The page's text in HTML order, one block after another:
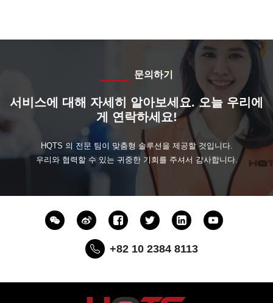
문의하기
서비스에 대해 자세히 알아보세요. 오늘 우리에
게 연락하세요!
HQTS 의 전문 팀이 맞춤형 솔루션을 제공할 것입니다.
우리와 협력할 수 있는 귀중한 기회를 주셔서 감사합니다.
+82 10 2384 8113